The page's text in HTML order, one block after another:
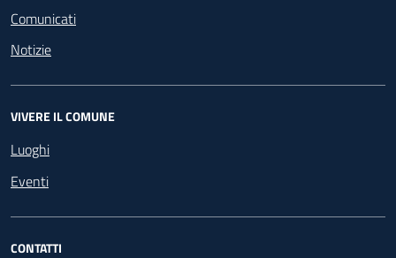
Comunicati
Notizie
VIVERE IL COMUNE
Luoghi
Eventi
CONTATTI